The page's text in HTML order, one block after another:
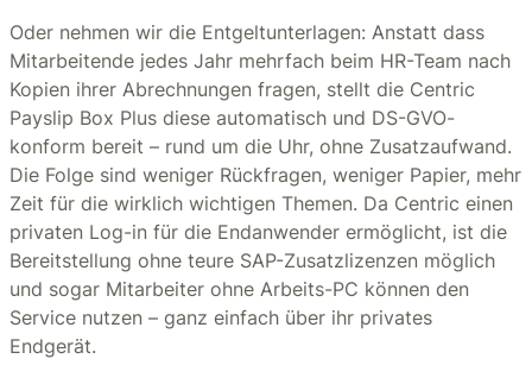
Oder nehmen wir die Entgeltunterlagen: Anstatt dass
Mitarbeitende jedes Jahr mehrfach beim HR-Team nach
Kopien ihrer Abrechnungen fragen, stellt die Centric
Payslip Box Plus diese automatisch und DS-GVO-
konform bereit – rund um die Uhr, ohne Zusatzaufwand.
Die Folge sind weniger Rückfragen, weniger Papier, mehr
Zeit für die wirklich wichtigen Themen. Da Centric einen
privaten Log-in für die Endanwender ermöglicht, ist die
Bereitstellung ohne teure SAP-Zusatzlizenzen möglich
und sogar Mitarbeiter ohne Arbeits-PC können den
Service nutzen – ganz einfach über ihr privates
Endgerät.